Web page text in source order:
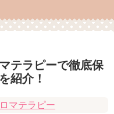
テラピーで徹底保
紹介！
マテラピー